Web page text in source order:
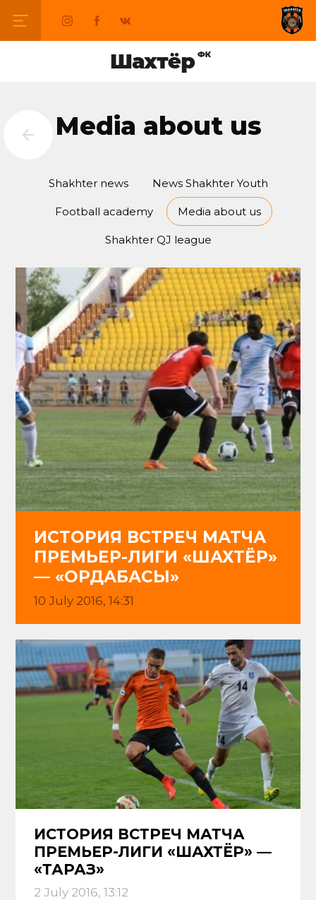
Media about us
Shakhter news News Shakhter Youth
Football academy Media about us
Shakhter QJ league
ИСТОРИЯ ВСТРЕЧ МАТЧА
ПРЕМЬЕР-ЛИГИ «ШАХТЁР»
— «ОРДАБАСЫ»
10 July 2016, 14:31
ИСТОРИЯ ВСТРЕЧ МАТЧА
ПРЕМЬЕР-ЛИГИ «ШАХТЁР» —
«ТАРАЗ»
2 July 2016, 13:12